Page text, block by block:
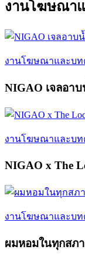
งานโฆษณา
งานโฆษณาและบท
NIGAO เจลอา
งานโฆษณาและบท
NIGAO x The
งานโฆษณาและบท
ผมหอมในทุกสภ